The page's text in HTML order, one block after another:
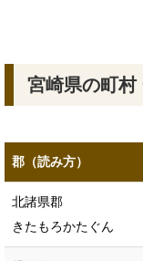
宮崎県の町村
郡（読み方）
北諸県郡
きたもろかたぐん